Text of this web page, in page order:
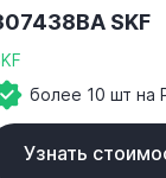
SKF
более 10 шт на
Узнать